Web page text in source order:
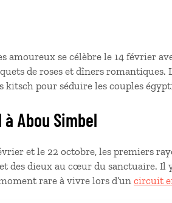
amoureux se célèbre le 14 février
de roses et dîners romantiques.
kitsch pour séduire les couples
Abou Simbel
et le 22 octobre, les premiers
des dieux au cœur du sanctuaire. Il
rare à vivre lors d’un circuit